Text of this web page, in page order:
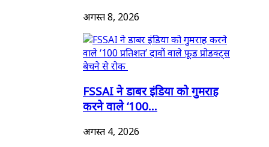
अगस्त 8, 2026
FSSAI ने डाबर इंडिया को गुमराह
करने वाले ‘100...
अगस्त 4, 2026